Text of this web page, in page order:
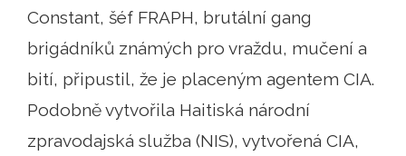
Constant, šéf FRAPH, brutální gang
brigádníků známých pro vraždu, mučení a
bití, připustil, že je placeným agentem CIA.
Podobně vytvořila Haitiská národní
zpravodajská služba (NIS), vytvořená CIA,